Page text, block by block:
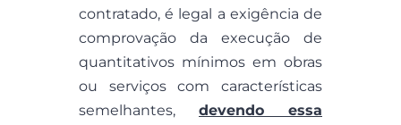
contratado, é legal a exigência de
comprovação da execução de
quantitativos mínimos em obras
ou serviços com características
semelhantes, devendo essa